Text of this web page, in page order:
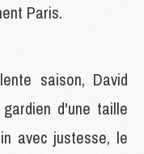
Paris.
saison, David
d'une taille
avec justesse, le